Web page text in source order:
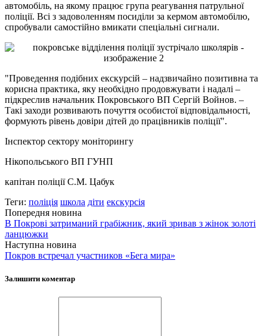
автомобіль, на якому працює група реагування патрульної
поліції. Всі з задоволенням посиділи за кермом автомобілю,
спробували самостійно вмикати спеціальні сигнали.
"Проведення подібних екскурсій – надзвичайно позитивна та
корисна практика, яку необхідно продовжувати і надалі –
підкреслив начальник Покровського ВП Сергій Войнов. –
Такі заходи розвивають почуття особистої відповідальності,
формують рівень довіри дітей до працівників поліції".
Інспектор сектору моніторингу
Нікопольського ВП ГУНП
капітан поліції С.М. Цабук
Теги: поліція школа діти екскурсія
Попередня новина
В Покрові затриманий грабіжник, який зривав з жінок золоті
ланцюжки
Наступна новина
Покров встречал участников «Бега мира»
Залишити коментар